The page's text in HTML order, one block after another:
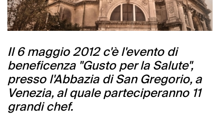
Il 6 maggio 2012 c'è l'evento di
beneficenza "Gusto per la Salute",
presso l'Abbazia di San Gregorio, a
Venezia, al quale parteciperanno 11
grandi chef.